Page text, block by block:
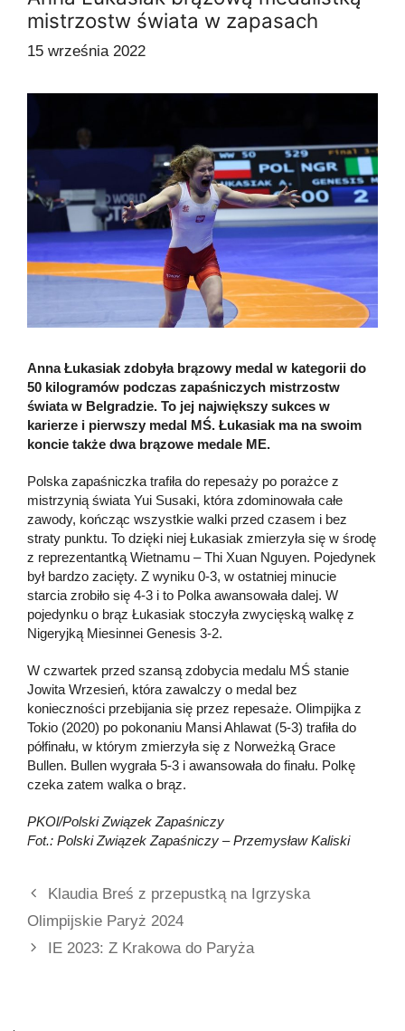
mistrzostw świata w zapasach
15 września 2022
Anna Łukasiak zdobyła brązowy medal w kategorii do
50 kilogramów podczas zapaśniczych mistrzostw
świata w Belgradzie. To jej największy sukces w
karierze i pierwszy medal MŚ. Łukasiak ma na swoim
koncie także dwa brązowe medale ME.
Polska zapaśniczka trafiła do repesaży po porażce z
mistrzynią świata Yui Susaki, która zdominowała całe
zawody, kończąc wszystkie walki przed czasem i bez
straty punktu. To dzięki niej Łukasiak zmierzyła się w środę
z reprezentantką Wietnamu – Thi Xuan Nguyen. Pojedynek
był bardzo zacięty. Z wyniku 0-3, w ostatniej minucie
starcia zrobiło się 4-3 i to Polka awansowała dalej. W
pojedynku o brąz Łukasiak stoczyła zwycięską walkę z
Nigeryjką Miesinnei Genesis 3-2.
W czwartek przed szansą zdobycia medalu MŚ stanie
Jowita Wrzesień, która zawalczy o medal bez
konieczności przebijania się przez repesaże. Olimpijka z
Tokio (2020) po pokonaniu Mansi Ahlawat (5-3) trafiła do
półfinału, w którym zmierzyła się z Norweżką Grace
Bullen. Bullen wygrała 5-3 i awansowała do finału. Polkę
czeka zatem walka o brąz.
PKOl/Polski Związek Zapaśniczy
Fot.: Polski Związek Zapaśniczy –Przemysław Kaliski
Klaudia Breś z przepustką na Igrzyska
Olimpijskie Paryż 2024
IE 2023: Z Krakowa do Paryża